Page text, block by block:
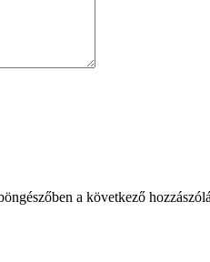
a következő